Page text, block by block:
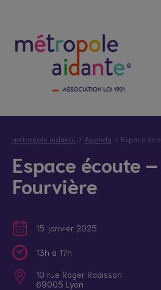
métropole aidante Agenda Espace
Espace écoute
Fourvière
15 janvier 2025
13h à 17h
10 rue Roger Radisson
69005 Lyon